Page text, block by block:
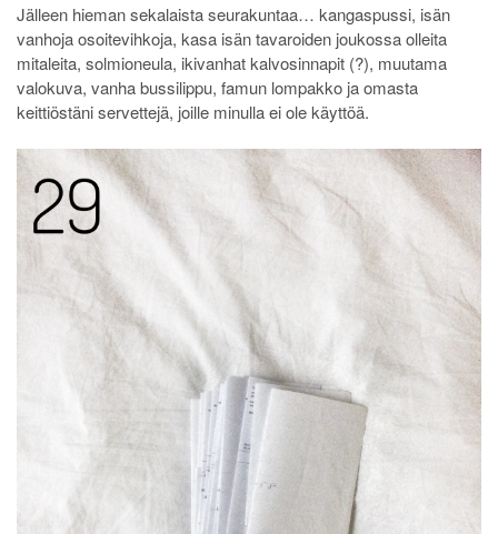
Jälleen hieman sekalaista seurakuntaa… kangaspussi, isän
vanhoja osoitevihkoja, kasa isän tavaroiden joukossa olleita
mitaleita, solmioneula, ikivanhat kalvosinnapit (?), muutama
valokuva, vanha bussilippu, famun lompakko ja omasta
keittiöstäni servettejä, joille minulla ei ole käyttöä.